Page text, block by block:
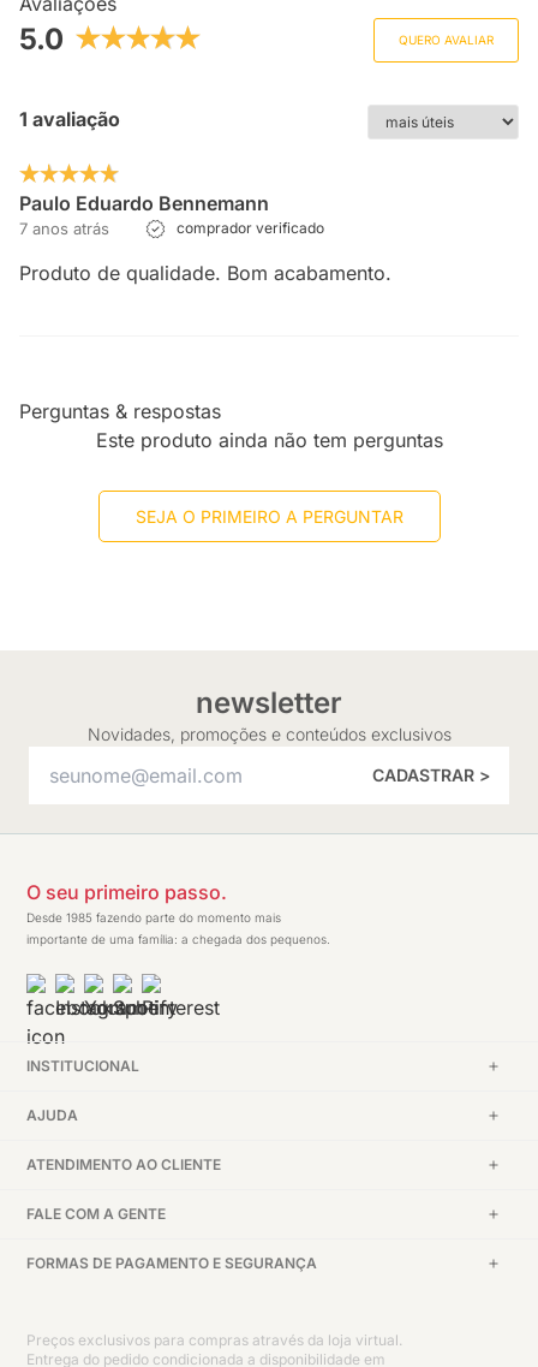
5.0 QUERO AVALIAR
1 avaliação
Paulo Eduardo Bennemann
7 anos atrás comprador verificado
Produto de qualidade. Bom acabamento.
Perguntas & respostas
Este produto ainda não tem perguntas
SEJA O PRIMEIRO A PERGUNTAR
newsletter
Novidades, promoções e conteúdos exclusivos
CADASTRAR >
O seu primeiro passo.
Desde 1985 fazendo parte do momento mais
importante de uma família: a chegada dos pequenos.
INSTITUCIONAL
AJUDA
ATENDIMENTO AO CLIENTE
FALE COM A GENTE
FORMAS DE PAGAMENTO E SEGURANÇA
Preços exclusivos para compras através da loja virtual.
Entrega do pedido condicionada a disponibilidade em